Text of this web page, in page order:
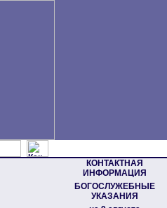
КОНТАКТНАЯ
ИНФОРМАЦИЯ
БОГОСЛУЖЕБНЫЕ
УКАЗАНИЯ